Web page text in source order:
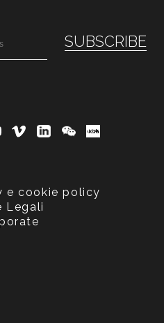
e cookie policy
Legali